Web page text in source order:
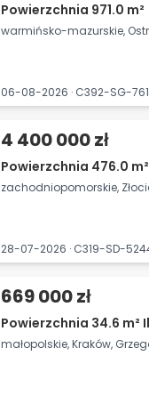
Powierzchnia 971.0 m²
warmińsko-mazurskie,
06-08-2026 · C392-SG-
4 400 000 zł
Powierzchnia 476.0
zachodniopomorskie,
28-07-2026 · C319-SD-
669 000 zł
Powierzchnia 34.6 m²
małopolskie, Kraków,